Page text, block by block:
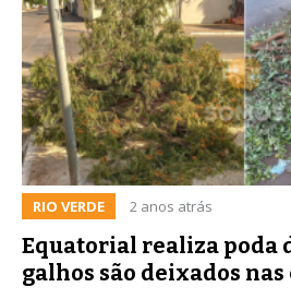
RIO VERDE 2 anos atrás
Equatorial realiza poda
galhos são deixados nas